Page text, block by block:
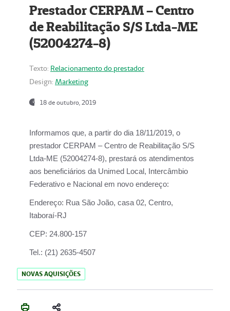
Prestador CERPAM – Centro
de Reabilitação S/S Ltda-ME
(52004274-8)
Texto: Relacionamento do prestador
Design: Marketing
18 de outubro, 2019
Informamos que, a partir do dia 18/11/2019, o
prestador CERPAM – Centro de Reabilitação S/S
Ltda-ME (52004274-8), prestará os atendimentos
aos beneficiários da Unimed Local, Intercâmbio
Federativo e Nacional em novo endereço:
Endereço: Rua São João, casa 02, Centro,
Itaboraí-RJ
CEP: 24.800-157
Tel.: (21) 2635-4507
NOVAS AQUISIÇÕES